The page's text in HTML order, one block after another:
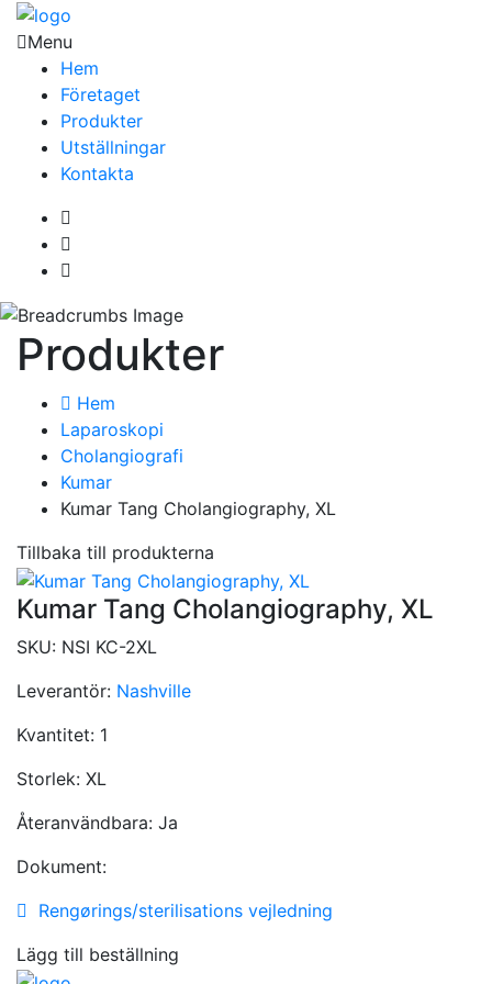
Menu
Hem
Företaget
Produkter
Utställningar
Kontakta
Produkter
Hem
Laparoskopi
Cholangiografi
Kumar
Kumar Tang Cholangiography, XL
Tillbaka till produkterna
Kumar Tang Cholangiography, XL
SKU: NSI KC-2XL
Leverantör: Nashville
Kvantitet: 1
Storlek: XL
Återanvändbara: Ja
Dokument:
Rengørings/sterilisations vejledning
Lägg till beställning